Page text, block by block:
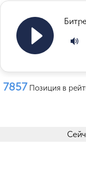
7857 Позиция в